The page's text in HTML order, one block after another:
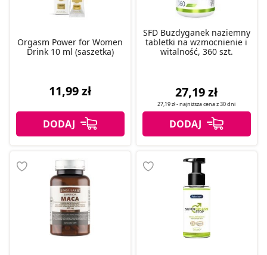
Orgasm Power for Women
Drink 10 ml (saszetka)
11,99 zł
SFD Buzdyganek naziemny
tabletki na wzmocnienie i
witalność, 360 szt.
27,19 zł
27,19 zł- najniższa cena z30 dni